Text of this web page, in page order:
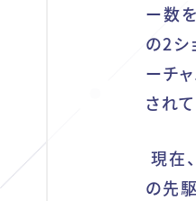
ー数
の2シ
ーチ
され
現在、
の先